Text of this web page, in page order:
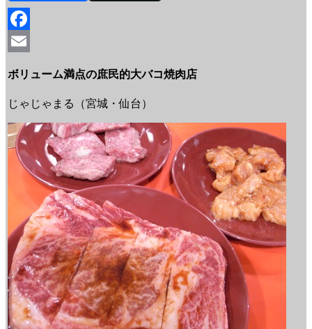
Facebook
ボリューム満点の庶民的大バコ焼肉店
じゃじゃまる（宮城・仙台）